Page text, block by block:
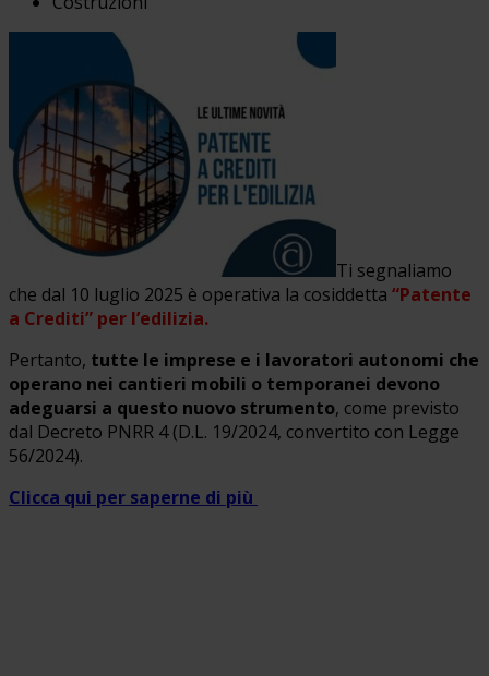
Ti segnaliamo
che dal 10 luglio 2025 è operativa la cosiddetta “Patente
a Crediti” per l’edilizia.
Pertanto, tutte le imprese e i lavoratori autonomi che
operano nei cantieri mobili o temporanei devono
adeguarsi a questo nuovo strumento, come previsto
dal Decreto PNRR 4 (D.L. 19/2024, convertito con Legge
56/2024).
Clicca qui per saperne di più